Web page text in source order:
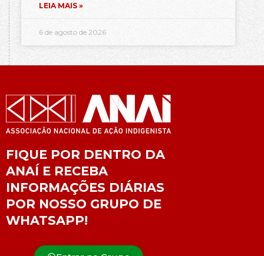
LEIA MAIS »
6 de agosto de 2026
FIQUE POR DENTRO DA
ANAÍ E RECEBA
INFORMAÇÕES DIÁRIAS
POR NOSSO GRUPO DE
WHATSAPP!